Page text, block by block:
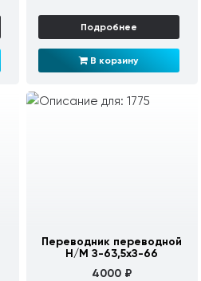
Подробнее
В корзину
Переводник переводной
Н/М З-63,5хЗ-66
4000 ₽